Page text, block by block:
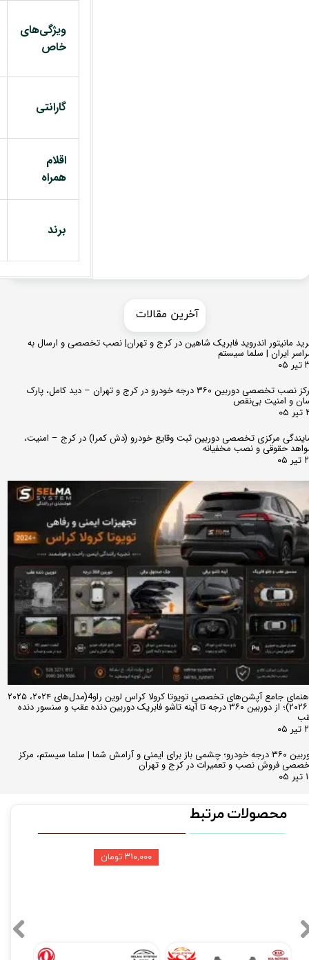
ویژگی‌های
خاص
گارانتی
اقلام
همراه
برند
مانیتور اندروید فابریک شاهین در کرج و تهران| نصب تخصصی و ارسال به
ایران | سلما سیستم
مرکز نصب تخصصی دوربین ۳۶۰ درجه خودرو در کرج و تهران – دید کامل، پارک
و امنیت بی‌نقص
مرکزی تخصصی دوربین ثبت وقایع خودرو (دش کمرا) در کرج – امنیت،
حقوقی و نصب مخفیانه
راهنمای جامع آپشن‌های تخصصی تویوتا کرولا کراس لوین راو4(مدل‌های ۲۰۲۴، ۲۰۲۵
و ۲۰۲۶)؛ از دوربین ۳۶۰ درجه تا آینه تاشو فابریک دوربین دنده عقب و سنسور دنده
دوربین ۳۶۰ درجه خودرو؛ چشمی باز برای ایمنی و آرامش شما | سلما سیستم، مرکز
فروش نصب و تعمیرات در کرج و تهران
​​آخرین مقالات
محصولات مرتبط
۳۱۰,۰۰۰ تومان